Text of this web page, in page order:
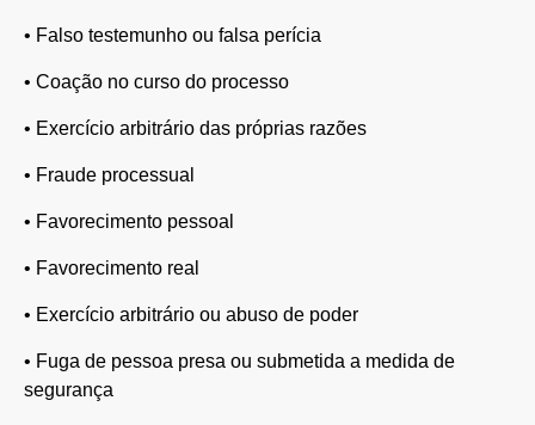
• Falso testemunho ou falsa perícia
• Coação no curso do processo
• Exercício arbitrário das próprias razões
• Fraude processual
• Favorecimento pessoal
• Favorecimento real
• Exercício arbitrário ou abuso de poder
• Fuga de pessoa presa ou submetida a medida de
segurança